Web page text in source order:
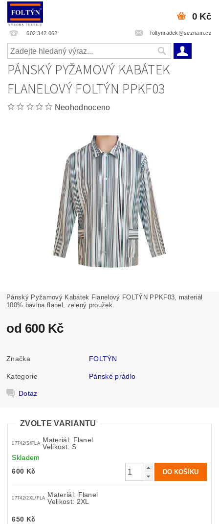
602 342 062 foltynradek@seznam.cz
0 Kč
PÁNSKÝ PYŽAMOVÝ KABÁTEK
FLANELOVÝ FOLTÝN PPKF03
Neohodnoceno
Pánský Pyžamový Kabátek Flanelový FOLTÝN PPKF03, materiál
100% bavlna flanel, zelený proužek.
od 600 Kč
Značka FOLTÝN
Kategorie Pánské prádlo
Dotaz
ZVOLTE VARIANTU
17742/S/FLA
Materiál: Flanel
Velikost: S
Skladem
600 Kč
17742/2XL/FLA Materiál: Flanel
Velikost: 2XL
650 Kč